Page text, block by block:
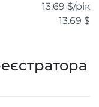
13.69 $/рік
13.69 $